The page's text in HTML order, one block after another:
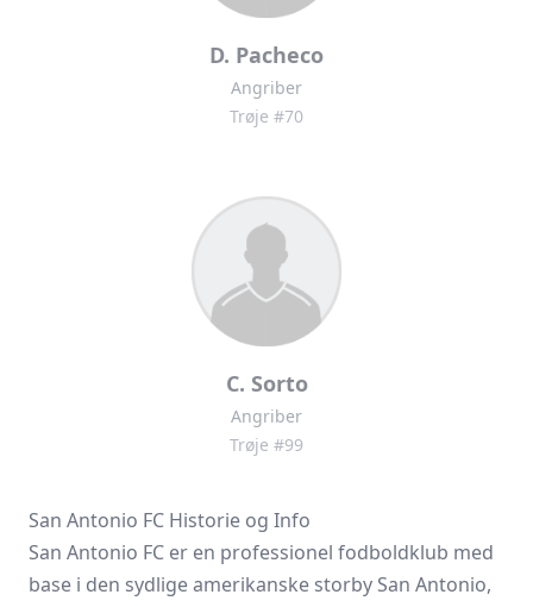
D. Pacheco
Angriber
Trøje #70
C. Sorto
Angriber
Trøje #99
San Antonio FC Historie og Info
San Antonio FC er en professionel fodboldklub med
base i den sydlige amerikanske storby San Antonio,